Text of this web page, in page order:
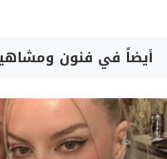
أيضاً في فنون